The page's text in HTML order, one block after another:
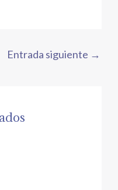
Entrada siguiente →